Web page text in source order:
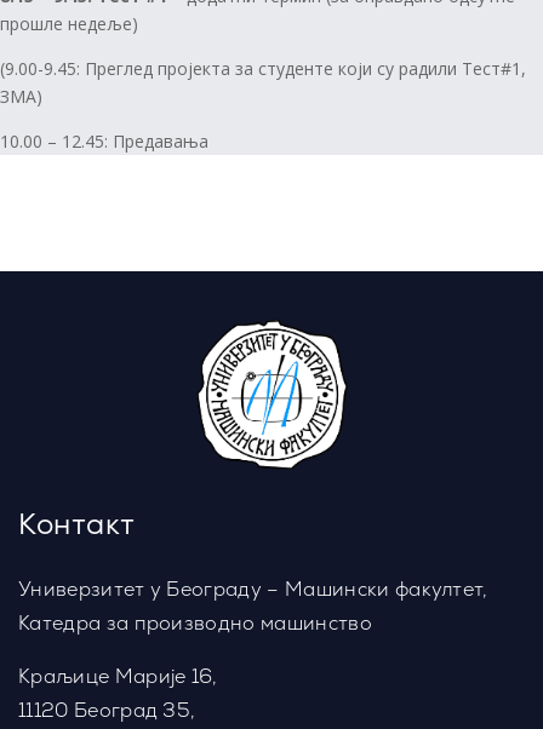
прошле недеље)
(9.00-9.45: Преглед пројекта за студенте који су радили Тест#1,
ЗМА)
10.00 – 12.45: Предавања
Контакт
Универзитет у Београду – Машински факултет,
Катедра за производно машинство
Краљице Марије 16,
11120 Београд 35,